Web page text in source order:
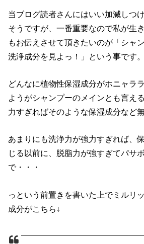
当ブログ読者さんにはいい加減しつ
そうですが、一番重要なので私が生
もお伝えさせて頂きたいのが「シャ
洗浄成分を見よっ！」という事です。
どんなに植物性保湿成分がホニャラ
ようがシャンプーのメインとも言え
力すぎればそのような保湿成分など無
あまりにも洗浄力が強力すぎれば、
じる以前に、脱脂力が強すぎてパサ
で・・・
っという前置きを書いた上でミルリ
成分がこちら↓